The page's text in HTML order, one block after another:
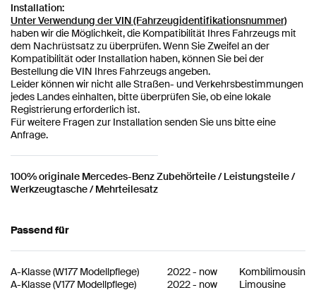
Installation:
Unter Verwendung der VIN (Fahrzeugidentifikationsnummer)
haben wir die Möglichkeit, die Kompatibilität Ihres Fahrzeugs mit
dem Nachrüstsatz zu überprüfen. Wenn Sie Zweifel an der
Kompatibilität oder Installation haben, können Sie bei der
Bestellung die VIN Ihres Fahrzeugs angeben.
Leider können wir nicht alle Straßen- und Verkehrsbestimmungen
jedes Landes einhalten, bitte überprüfen Sie, ob eine lokale
Registrierung erforderlich ist.
Für weitere Fragen zur Installation senden Sie uns bitte eine
Anfrage.
100% originale Mercedes-Benz Zubehörteile / Leistungsteile /
Werkzeugtasche / Mehrteilesatz
Passend für
A-Klasse(W177 Modellpflege) 2022- now
Kombilimousine
A-Klasse(V177 Modellpflege) 2022- now Limousine